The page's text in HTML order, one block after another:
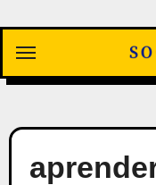
contenido